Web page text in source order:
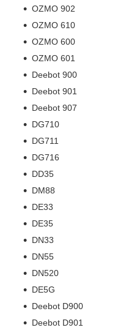
OZMO 902
OZMO 610
OZMO 600
OZMO 601
Deebot 900
Deebot 901
Deebot 907
DG710
DG711
DG716
DD35
DM88
DE33
DE35
DN33
DN55
DN520
DE5G
Deebot D900
Deebot D901